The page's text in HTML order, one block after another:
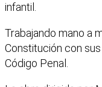
infantil.
Trabajando mano a
Constitución con
Código Penal.